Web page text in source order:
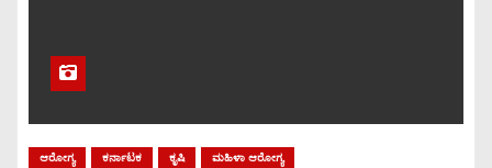
ಆರೋಗ್ಯ ಕರ್ನಾಟಕ ಕೃಷಿ ಮಹಿಳಾ ಆರೋಗ್ಯ